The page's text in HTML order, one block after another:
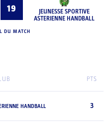
19
JEUNESSE SPORTIVE
ASTERIENNE HANDBALL
DU MATCH
PTS
HANDBALL 3